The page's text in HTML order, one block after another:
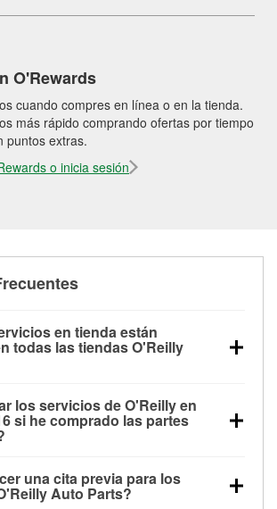
O'Rewards
cuando compres en línea o en la tienda.
más rápido comprando ofertas por tiempo
puntos extras.
o inicia sesión
en tienda están
todas las tiendas O'Reilly
pruebas de alternador y
revisión de la luz “Check Engine”
e instalación de
o bombillas, están disponibles en
O'Reilly Auto Parts. La tienda
los servicios de O'Reilly en
si he comprado las partes
Parts que estén disponibles en la
una cita previa para los
Auto Parts?